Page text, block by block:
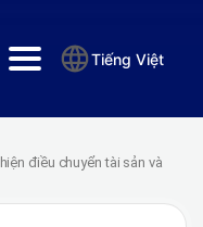
Tiếng Việt
điều chuyển tài sản và